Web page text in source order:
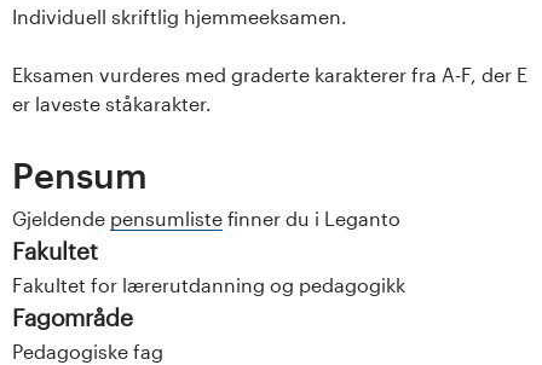
Individuell skriftlig hjemmeeksamen.
Eksamen vurderes med graderte karakterer fra A-F, der E
er laveste ståkarakter.
Pensum
Gjeldende pensumliste finner du i Leganto
Fakultet
Fakultet for lærerutdanning og pedagogikk
Fagområde
Pedagogiske fag